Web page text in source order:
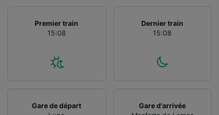
Premier train
15:08
Dernier train
15:08
Gare de départ
Gare d'arrivée